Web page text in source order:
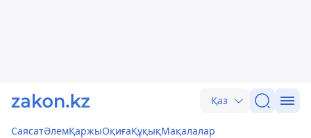
Қаз
СаясатӘлемҚаржыОқиғаҚұқықМақалалар